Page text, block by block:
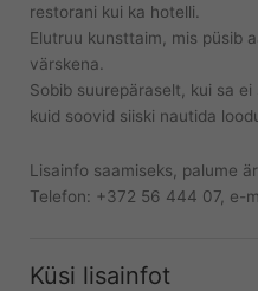
restorani kui ka hotelli.
Elutruu kunsttaim, mis püsib
värskena.
Sobib suurepäraselt, kui sa
kuid soovid siiski nautida
Lisainfo saamiseks, palume
Telefon: +372 56 444 07, e-
Küsi lisainfot